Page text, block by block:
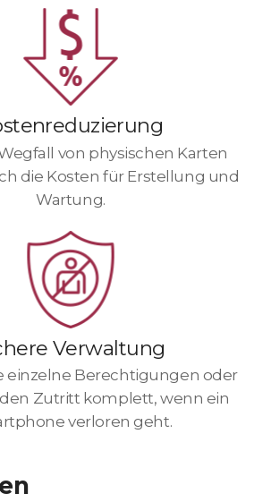
von physischen Karten
die Kosten für Erstellung und
Wartung.
Verwaltung
einzelne Berechtigungen oder
den Zutritt komplett, wenn ein
verloren geht.